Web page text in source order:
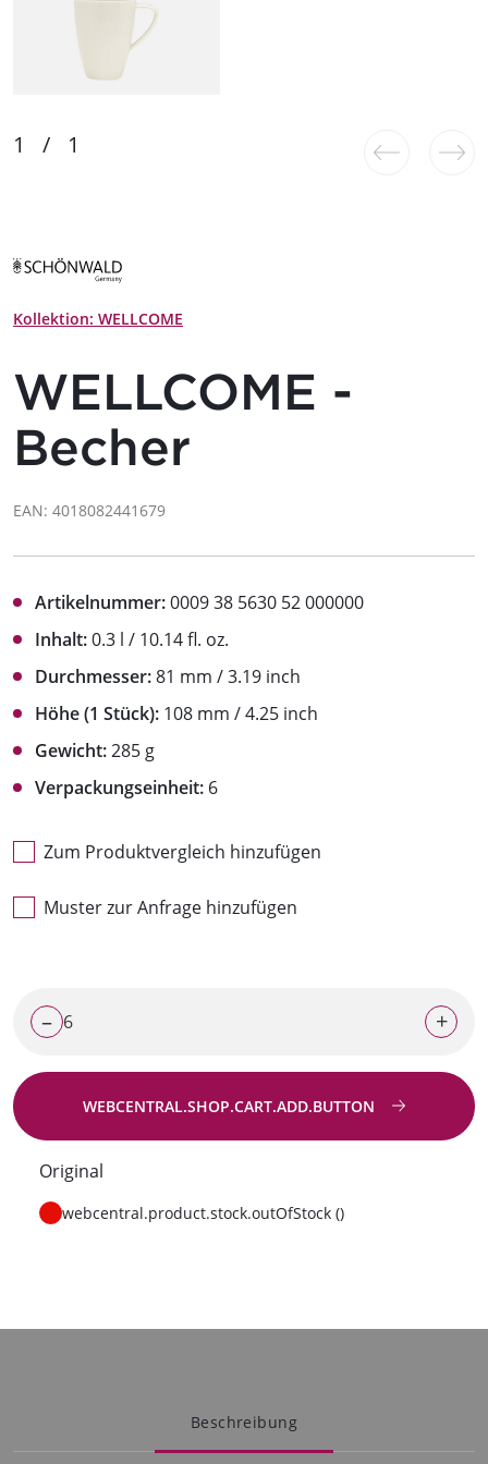
Kollektion: WELLCOME
WELLCOME -
Becher
EAN: 4018082441679
Artikelnummer:0009 38 5630 52 000000
Inhalt:0.3 l / 10.14 fl. oz.
Durchmesser:81 mm / 3.19 inch
Höhe (1 Stück): 108 mm / 4.25 inch
Gewicht:285 g
Verpackungseinheit: 6
Zum Produktvergleich hinzufügen
Muster zur Anfrage hinzufügen
– +
WEBCENTRAL.SHOP.CART.ADD.BUTTON
Original
webcentral.product.stock.outOfStock ()
Beschreibung